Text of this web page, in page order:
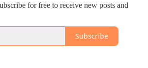
for free to receive new posts and
Subscribe